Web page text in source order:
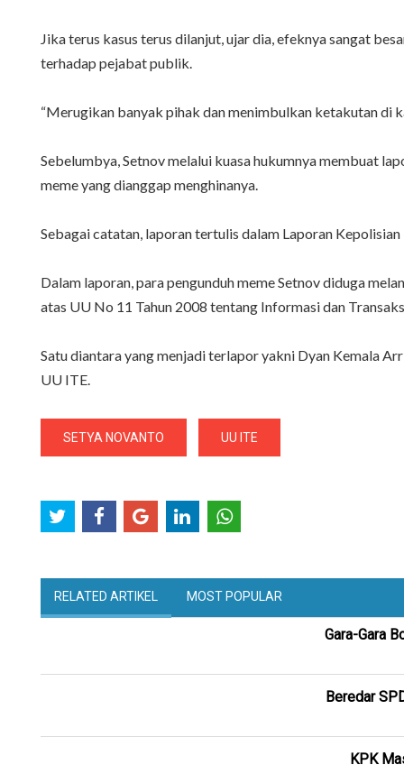
Jika terus kasus terus dilanjut, ujar dia, efeknya sangat
terhadap pejabat publik.
“Merugikan banyak pihak dan menimbulkan ketakutan di
Sebelumbya, Setnov melalui kuasa hukumnya membuat
meme yang dianggap menghinanya.
Sebagai catatan, laporan tertulis dalam Laporan
Dalam laporan, para pengunduh meme Setnov diduga
atas UU No 11 Tahun 2008 tentang Informasi dan
Satu diantara yang menjadi terlapor yakni Dyan Kemala
UU ITE.
SETYA NOVANTO UU ITE
RELATED ARTIKEL MOST POPULAR
Gara-Gara
Beredar
KPK